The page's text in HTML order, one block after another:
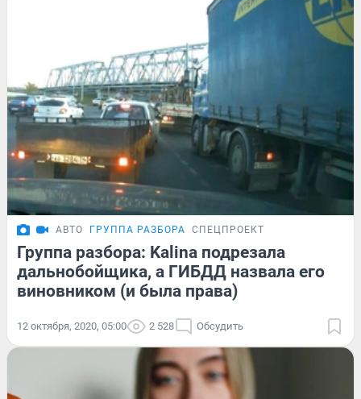
АВТО ГРУППА РАЗБОРА СПЕЦПРОЕКТ
Группа разбора: Kalina подрезала
дальнобойщика, а ГИБДД назвала его
виновником (и была права)
12 октября, 2020, 05:00 2 528 Обсудить